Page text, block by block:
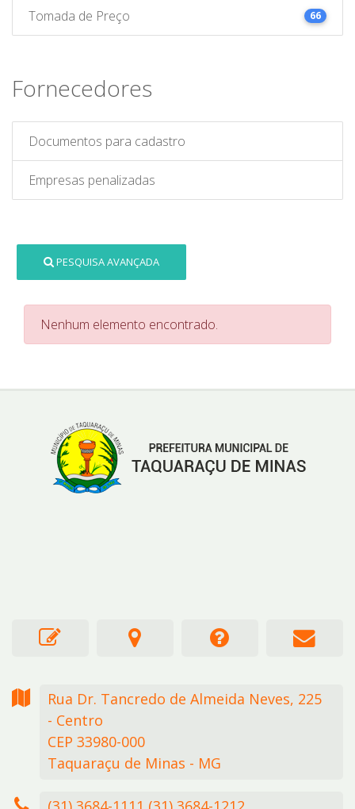
Tomada de Preço 66
Fornecedores
Documentos para cadastro
Empresas penalizadas
PESQUISA AVANÇADA
Nenhum elemento encontrado.
Rua Dr. Tancredo de Almeida Neves, 225
- Centro
CEP 33980-000
Taquaraçu de Minas - MG